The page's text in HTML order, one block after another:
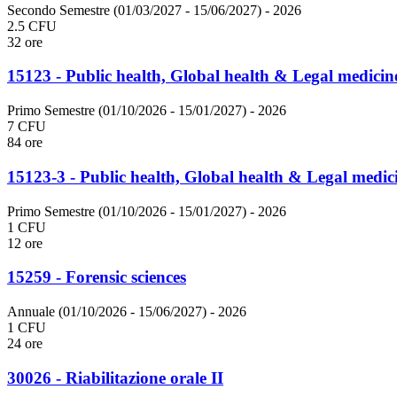
Secondo Semestre (01/03/2027 - 15/06/2027) - 2026
2.5 CFU
32 ore
15123 - Public health, Global health & Legal
Primo Semestre (01/10/2026 - 15/01/2027) - 2026
7 CFU
84 ore
15123-3 - Public health, Global health & Legal
Primo Semestre (01/10/2026 - 15/01/2027) - 2026
1 CFU
12 ore
15259 - Forensic sciences
Annuale (01/10/2026 - 15/06/2027) - 2026
1 CFU
24 ore
30026 - Riabilitazione orale II